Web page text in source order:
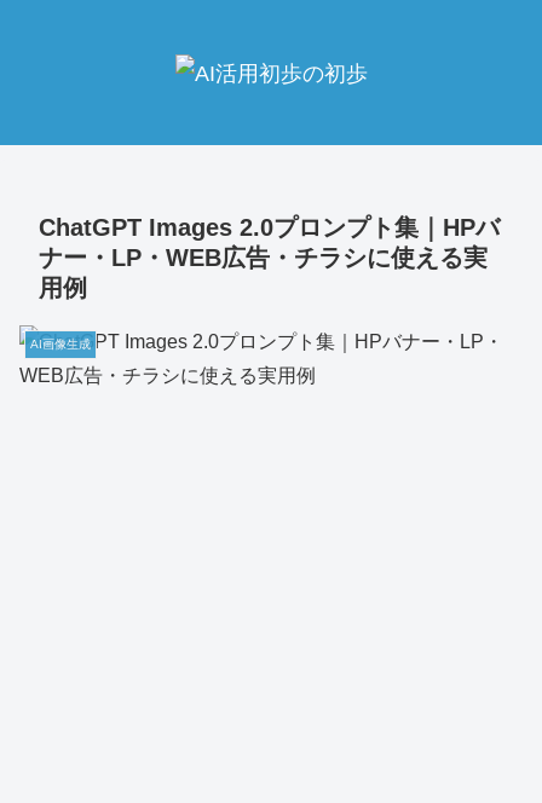
ChatGPT Images 2.0プロンプト集｜HPバ
ナー・LP・WEB広告・チラシに使える実
用例
AI画像生成